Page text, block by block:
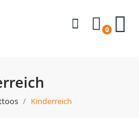
0
Kinderreich